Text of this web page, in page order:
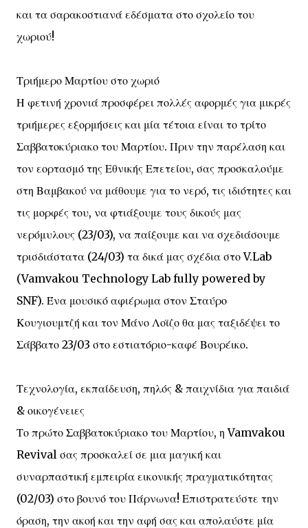
και τα σαρακοστιανά εδέσματα στο σχολείο του
χωριού!
Τριήμερο Μαρτίου στο χωριό
Η φετινή χρονιά προσφέρει πολλές αφορμές για μικρές
τριήμερες εξορμήσεις και μία τέτοια είναι το τρίτο
Σαββατοκύριακο του Μαρτίου. Πριν την παρέλαση και
τον εορτασμό της Εθνικής Επετείου, σας προσκαλούμε
στη Βαμβακού να μάθουμε για το νερό, τις ιδιότητες και
τις μορφές του, να φτιάξουμε τους δικούς μας
νερόμυλους (23/03), να παίξουμε και να σχεδιάσουμε
τρισδιάστατα (24/03) τα δικά μας σχέδια στο V.Lab
(Vamvakou Technology Lab fully powered by
SNF). Ένα μουσικό αφιέρωμα στον Σταύρο
Κουγιουμτζή και τον Μάνο Λοϊζο θα μας ταξιδέψει το
Σάββατο 23/03 στο εστιατόριο-καφέ Βουρέικο.
Τεχνολογία, εκπαίδευση, πηλός & παιχνίδια για παιδιά
& οικογένειες
Το πρώτο Σαββατοκύριακο του Μαρτίου, η Vamvakou
Revival σας προσκαλεί σε μια μαγική και
συναρπαστική εμπειρία εικονικής πραγματικότητας
(02/03) στο βουνό του Πάρνωνα! Επιστρατεύστε την
όραση, την ακοή και την αφή σας και απολαύστε μία